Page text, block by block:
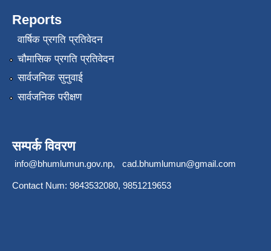
Reports
वार्षिक प्रगति प्रतिवेदन
चौमासिक प्रगति प्रतिवेदन
सार्वजनिक सुनुवाई
सार्वजनिक परीक्षण
सम्पर्क विवरण
info@bhumlumun.gov.np, cad.bhumlumun@gmail.com
Contact Num: 9843532080, 9851219653